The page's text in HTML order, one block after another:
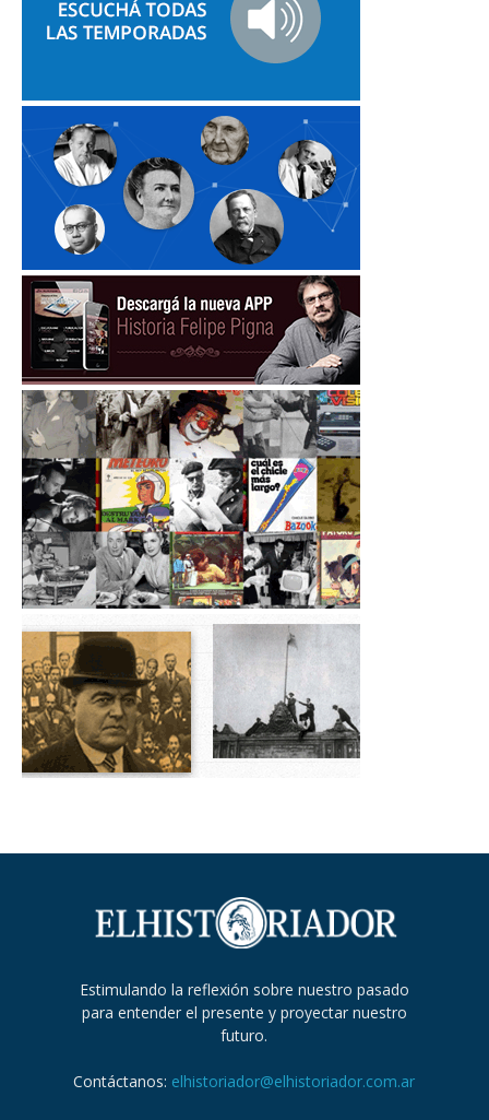
Estimulando la reflexión sobre nuestro pasado
para entender el presente y proyectar nuestro
futuro.
Contáctanos: elhistoriador@elhistoriador.com.ar